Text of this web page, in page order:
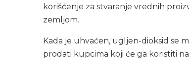
korišćenje za stvaranje vrednih
zemljom.
Kada je uhvaćen, ugljen-dioksid se
prodati kupcima koji će ga koristiti